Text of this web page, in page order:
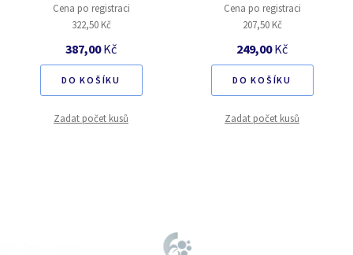
Cena po registraci
322,50 Kč
387,00Kč
DO KOŠÍKU
Zadat počet kusů
Cena po registraci
207,50 Kč
249,00Kč
DO KOŠÍKU
Zadat počet kusů